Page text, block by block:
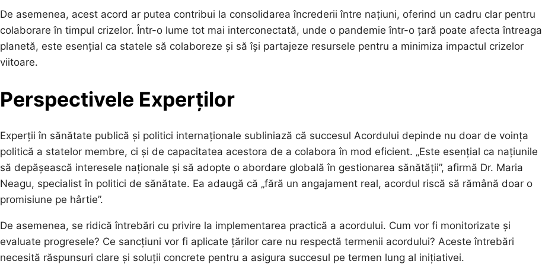
De asemenea, acest acord ar putea contribui la consolidarea încrederii între națiuni, oferind un cadru clar pentru
colaborare în timpul crizelor. Într-o lume tot mai interconectată, unde o pandemie într-o țară poate afecta întreaga
planetă, este esențial ca statele să colaboreze și să își partajeze resursele pentru a minimiza impactul crizelor
viitoare.
Perspectivele Experților
Experții în sănătate publică și politici internaționale subliniază că succesul Acordului depinde nu doar de voința
politică a statelor membre, ci și de capacitatea acestora de a colabora în mod eficient. „Este esențial ca națiunile
să depășească interesele naționale și să adopte o abordare globală în gestionarea sănătății”, afirmă Dr. Maria
Neagu, specialist în politici de sănătate. Ea adaugă că „fără un angajament real, acordul riscă să rămână doar o
promisiune pe hârtie”.
De asemenea, se ridică întrebări cu privire la implementarea practică a acordului. Cum vor fi monitorizate și
evaluate progresele? Ce sancțiuni vor fi aplicate țărilor care nu respectă termenii acordului? Aceste întrebări
necesită răspunsuri clare și soluții concrete pentru a asigura succesul pe termen lung al inițiativei.